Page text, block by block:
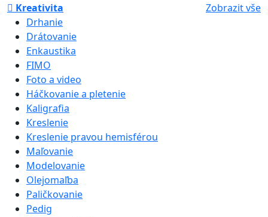
Kreativita
Zobrazit vše
Drhanie
Drátovanie
Enkaustika
FIMO
Foto a video
Háčkovanie a pletenie
Kaligrafia
Kreslenie
Kreslenie pravou hemisférou
Maľovanie
Modelovanie
Olejomaľba
Paličkovanie
Pedig